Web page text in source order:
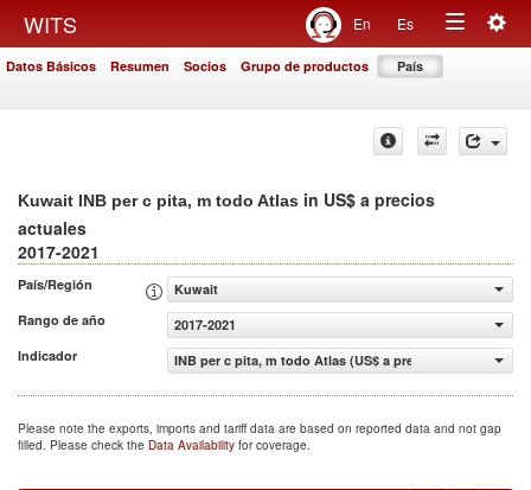
WITS En Es
Toggle
Datos Básicos Resumen Socios Grupo de productos País
Kuwait INB per c pita, m todo Atlas in US$ a precios
actuales
2017-2021
País/Región
Kuwait
Rango de año
2017-2021
Indicador
INB per c pita, m todo Atlas (US$ a precios actuales)
Please note the exports, imports and tariff data are based on reported data and not gap
filled. Please check the Data Availability for coverage.